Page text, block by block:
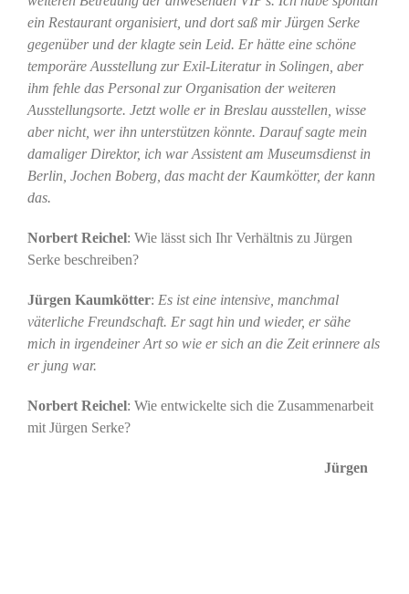
ein Restaurant organisiert, und dort saß mir Jürgen Serke
gegenüber und der klagte sein Leid. Er hätte eine schöne
temporäre Ausstellung zur Exil-Literatur in Solingen, aber
ihm fehle das Personal zur Organisation der weiteren
Ausstellungsorte. Jetzt wolle er in Breslau ausstellen, wisse
aber nicht, wer ihn unterstützen könnte. Darauf sagte mein
damaliger Direktor, ich war Assistent am Museumsdienst in
Berlin, Jochen Boberg, das macht der Kaumkötter, der kann
das.
Norbert Reichel: Wie lässt sich Ihr Verhältnis zu Jürgen
Serke beschreiben?
Jürgen Kaumkötter: Es ist eine intensive, manchmal
väterliche Freundschaft. Er sagt hin und wieder, er sähe
mich in irgendeiner Art so wie er sich an die Zeit erinnere als
er jung war.
Norbert Reichel: Wie entwickelte sich die Zusammenarbeit
mit Jürgen Serke?
Jürgen